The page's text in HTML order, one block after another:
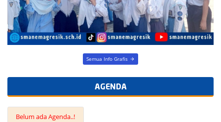
Semua Info Grafis
AGENDA
Belum ada Agenda..!